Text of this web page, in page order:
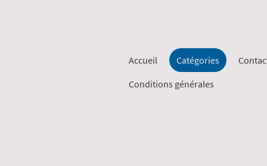
Accueil Catégories
Conditions générales